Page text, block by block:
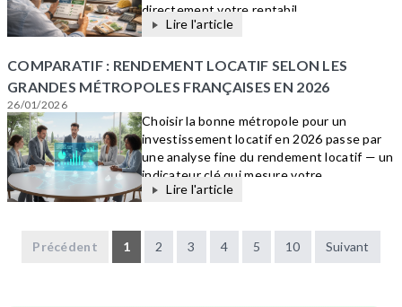
directement votre rentabil...
Lire l'article
COMPARATIF : RENDEMENT LOCATIF SELON LES
GRANDES MÉTROPOLES FRANÇAISES EN 2026
26/01/2026
Choisir la bonne métropole pour un
investissement locatif en 2026 passe par
une analyse fine du rendement locatif — un
indicateur clé qui mesure votre...
Lire l'article
Précédent 1 2 3 4 5 10 Suivant